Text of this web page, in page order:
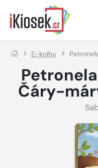
Přejít na hlavní obsah
E-knihy
Čáry-